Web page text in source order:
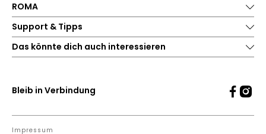
ROMA
Support & Tipps
Das könnte dich auch interessieren
Bleib in Verbindung
Impressum